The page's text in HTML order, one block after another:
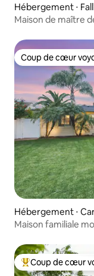
Hébergement ⋅
Maison de maître
Coup de cœur
Coup de cœur
Hébergement ⋅
Maison familiale
Coups de cœur
Coup de cœur